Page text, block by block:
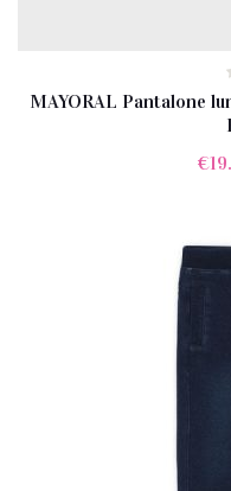
MAYORAL Pantalone
€